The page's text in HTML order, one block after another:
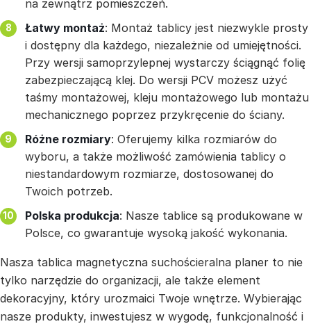
na zewnątrz pomieszczeń.
Łatwy montaż: Montaż tablicy jest niezwykle prosty
i dostępny dla każdego, niezależnie od umiejętności.
Przy wersji samoprzylepnej wystarczy ściągnąć folię
zabezpieczającą klej. Do wersji PCV możesz użyć
taśmy montażowej, kleju montażowego lub montażu
mechanicznego poprzez przykręcenie do ściany.
Różne rozmiary: Oferujemy kilka rozmiarów do
wyboru, a także możliwość zamówienia tablicy o
niestandardowym rozmiarze, dostosowanej do
Twoich potrzeb.
Polska produkcja: Nasze tablice są produkowane w
Polsce, co gwarantuje wysoką jakość wykonania.
Nasza tablica magnetyczna suchościeralna planer to nie
tylko narzędzie do organizacji, ale także element
dekoracyjny, który urozmaici Twoje wnętrze. Wybierając
nasze produkty, inwestujesz w wygodę, funkcjonalność i